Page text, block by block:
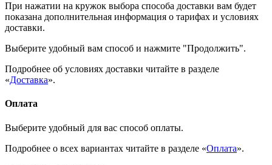
При нажатии на кружок выбора способа доставки вам будет
показана дополнительная информация о тарифах и условиях
доставки.
Выберите удобный вам способ и нажмите "Продолжить".
Подробнее об условиях доставки читайте в разделе
«Доставка».
Оплата
Выберите удобный для вас способ оплаты.
Подробнее о всех вариантах читайте в разделе «Оплата».